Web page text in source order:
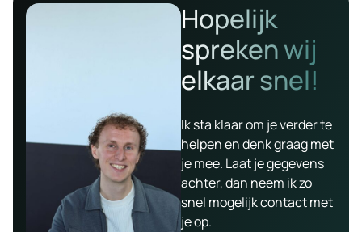
Hopelijk
spreken wij
elkaar snel!
Ik sta klaar om je verder te
helpen en denk graag met
je mee. Laat je gegevens
achter, dan neem ik zo
snel mogelijk contact met
je op.